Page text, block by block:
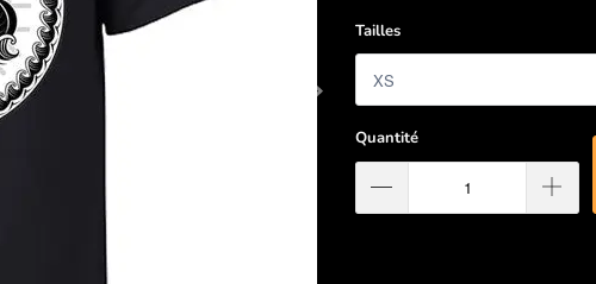
Tailles
Quantité